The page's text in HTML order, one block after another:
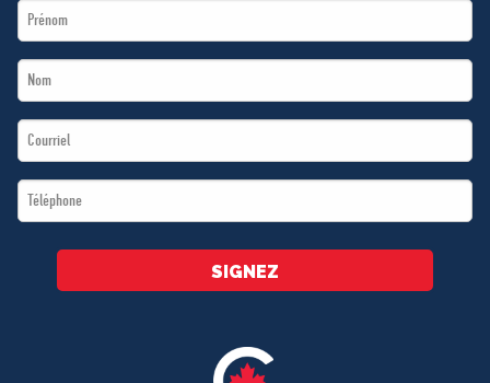
First
Name
Last
Name
Email
*
Téléphone
*
SIGNEZ